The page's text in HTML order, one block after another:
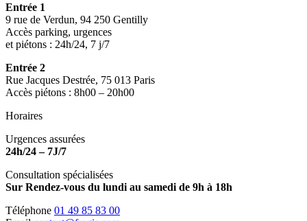
Entrée 1
9 rue de Verdun, 94 250 Gentilly
Accès parking, urgences
et piétons : 24h/24, 7 j/7
Entrée 2
Rue Jacques Destrée, 75 013 Paris
Accès piétons : 8h00 – 20h00
Horaires
Urgences assurées
24h/24 – 7J/7
Consultation spécialisées
Sur Rendez-vous du lundi au samedi de 9h à 18h
Téléphone 01 49 85 83 00